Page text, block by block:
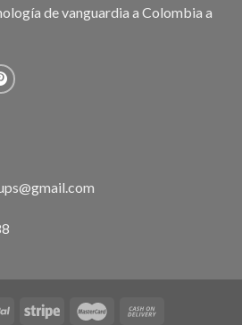
de vanguardia a Colombia a